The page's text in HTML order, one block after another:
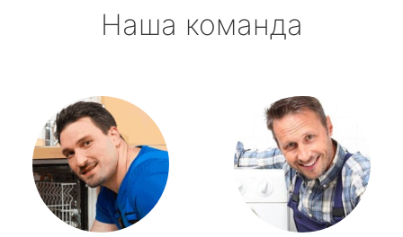
Наша команда